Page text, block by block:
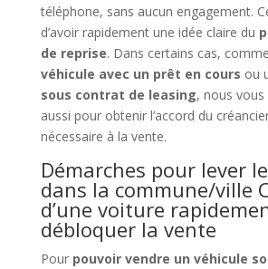
téléphone, sans aucun engagement.
d’avoir rapidement une idée claire du
de reprise. Dans certains cas,
véhicule avec un prêt en cours ou
sous contrat de leasing, nous
aussi pour obtenir l’accord du
nécessaire à la vente.
Démarches pour lever
dans la commune/ville
d’une voiture
débloquer la vente
Pour pouvoir vendre un véhicule